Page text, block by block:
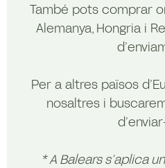
També pots comprar
Alemanya, Hongria i
Per a altres països
nosaltres i
* A Balears s’aplica